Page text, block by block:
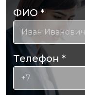
ФИО*
Телефон *